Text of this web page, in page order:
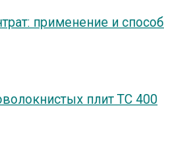
применение и способ
плит ТС 400